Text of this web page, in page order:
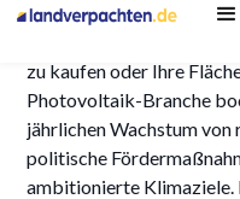
Fläche
und
Besitzen Sie eine
Fläche und überlegen,
zu kaufen oder Ihre
Photovoltaik-Branche
jährlichen Wachstum von
politische
ambitionierte Klimaziele.